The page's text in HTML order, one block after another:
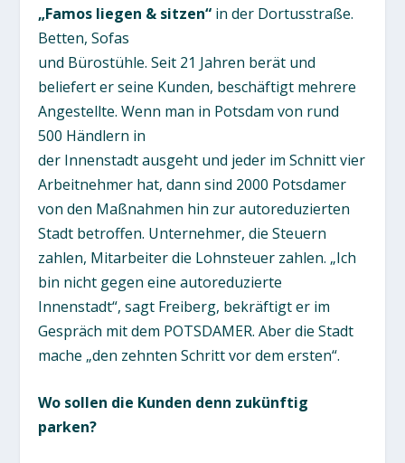
„Famos liegen & sitzen“ in der Dortusstraße.
Betten, Sofas
und Bürostühle. Seit 21 Jahren berät und
beliefert er seine Kunden, beschäftigt mehrere
Angestellte. Wenn man in Potsdam von rund
500 Händlern in
der Innenstadt ausgeht und jeder im Schnitt vier
Arbeitnehmer hat, dann sind 2000 Potsdamer
von den Maßnahmen hin zur autoreduzierten
Stadt betroffen. Unternehmer, die Steuern
zahlen, Mitarbeiter die Lohnsteuer zahlen. „Ich
bin nicht gegen eine autoreduzierte
Innenstadt“, sagt Freiberg, bekräftigt er im
Gespräch mit dem POTSDAMER. Aber die Stadt
mache „den zehnten Schritt vor dem ersten“.
Wo sollen die Kunden denn zukünftig
parken?